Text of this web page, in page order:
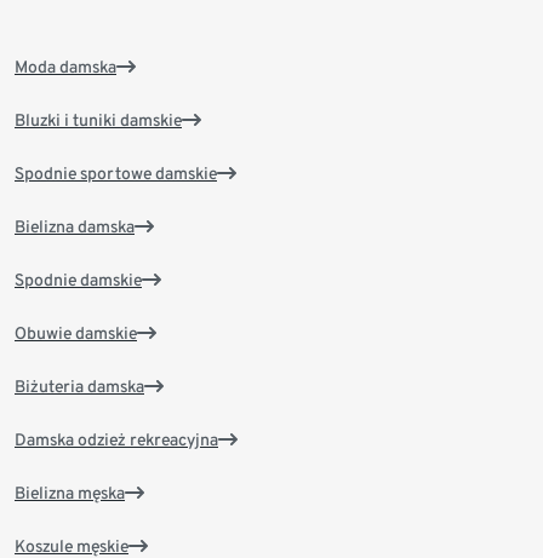
Moda damska
Bluzki i tuniki damskie
Spodnie sportowe damskie
Bielizna damska
Spodnie damskie
Obuwie damskie
Biżuteria damska
Damska odzież rekreacyjna
Bielizna męska
Koszule męskie